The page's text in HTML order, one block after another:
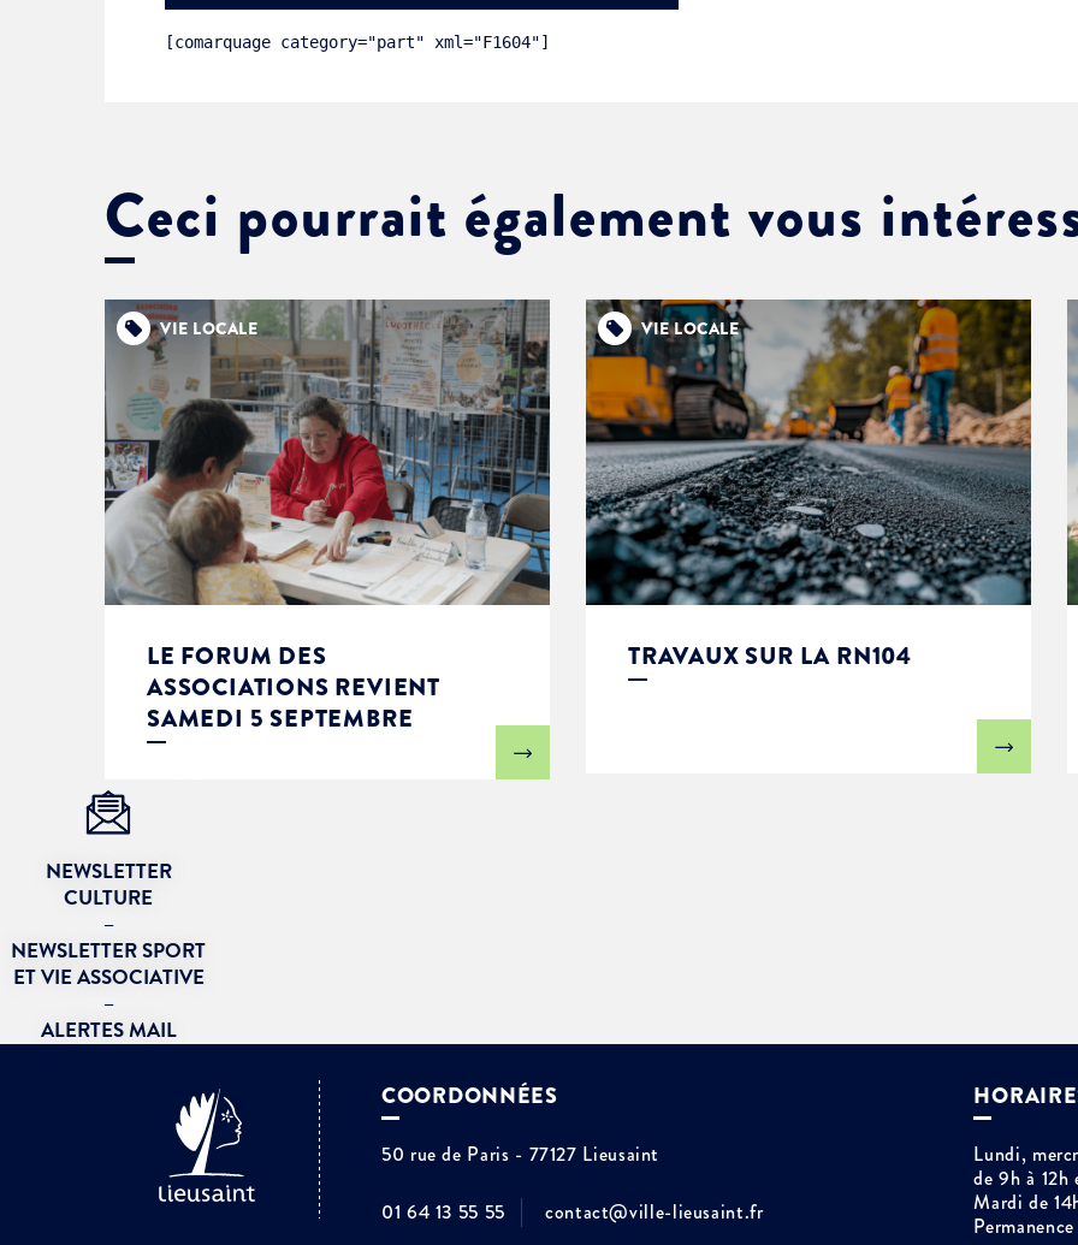
[comarquage category="part" xml="F1604"]
Ceci pourrait également vous
VIE LOCALE
LE FORUM DES
ASSOCIATIONS REVIENT
SAMEDI 5 SEPTEMBRE
VIE LOCALE
TRAVAUX SUR LA RN104
NEWSLETTER
CULTURE
–
NEWSLETTER SPORT
ET VIE ASSOCIATIVE
–
ALERTES MAIL
COORDONNÉES
50 rue de Paris - 77127 Lieusaint
01 64 13 55 55 contact@ville-lieusaint.fr
Lundi,
de 9h à 12h
Mardi de